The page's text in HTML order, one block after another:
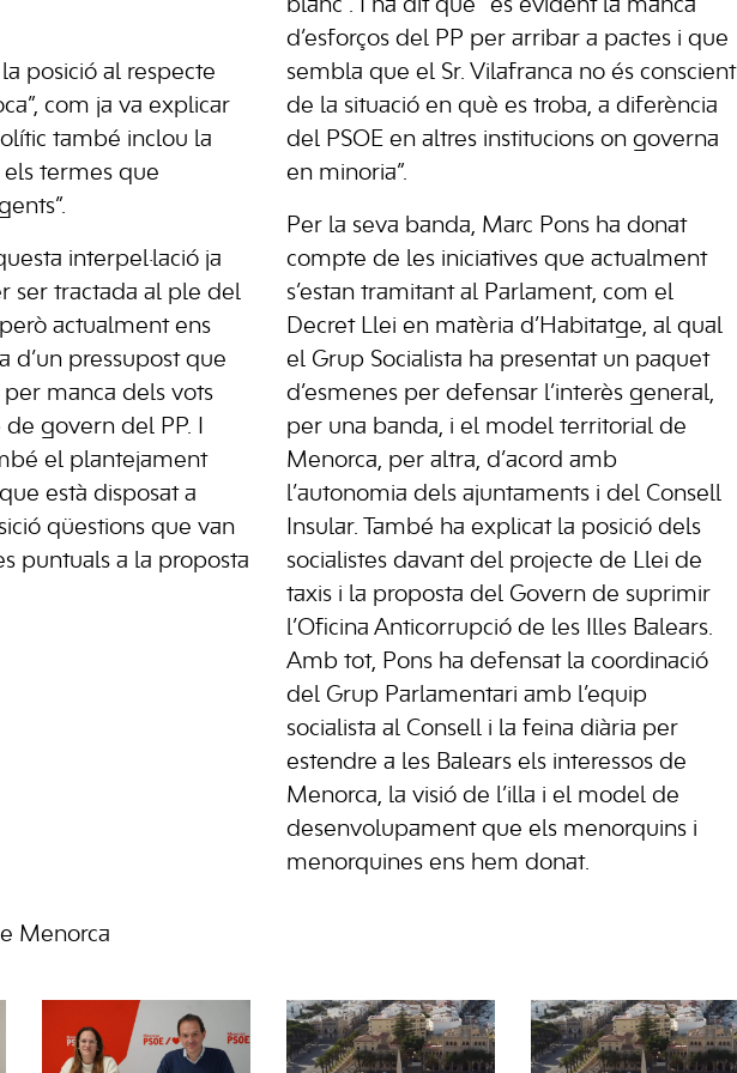
posició al respecte
com ja va explicar
també inclou la
els termes que
interpel·lació ja
ser tractada al ple del
actualment ens
d’un pressupost que
manca dels vots
govern del PP. I
el plantejament
està disposat a
qüestions que van
puntuals a la proposta
blanc”. I ha dit que “és evident la manca
d’esforços del PP per arribar a pactes i que
sembla que el Sr. Vilafranca no és conscient
de la situació en què es troba, a diferència
del PSOE en altres institucions on governa
en minoria”.
Per la seva banda, Marc Pons ha donat
compte de les iniciatives que actualment
s’estan tramitant al Parlament, com el
Decret Llei en matèria d’Habitatge, al qual
el Grup Socialista ha presentat un paquet
d’esmenes per defensar l’interès general,
per una banda, i el model territorial de
Menorca, per altra, d’acord amb
l’autonomia dels ajuntaments i del Consell
Insular. També ha explicat la posició dels
socialistes davant del projecte de Llei de
taxis i la proposta del Govern de suprimir
l’Oficina Anticorrupció de les Illes Balears.
Amb tot, Pons ha defensat la coordinació
del Grup Parlamentari amb l’equip
socialista al Consell i la feina diària per
estendre a les Balears els interessos de
Menorca, la visió de l’illa i el model de
desenvolupament que els menorquins i
menorquines ens hem donat.
Menorca